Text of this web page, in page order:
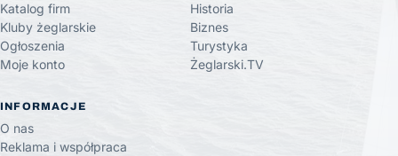
Katalog firm
Kluby żeglarskie
Ogłoszenia
Moje konto
Historia
Biznes
Turystyka
Żeglarski.TV
INFORMACJE
O nas
Reklama i współpraca